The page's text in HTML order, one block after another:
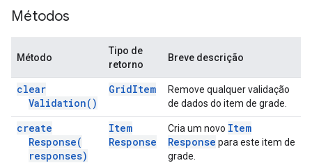
Métodos
Método
Tipo de
retorno
Breve descrição
clear
Validation( )
GridItem
Remove qualquer validação
de dados do item de grade.
create
Response(
responses)
Item
Response
Cria um novo Item
Response para este item de
grade.